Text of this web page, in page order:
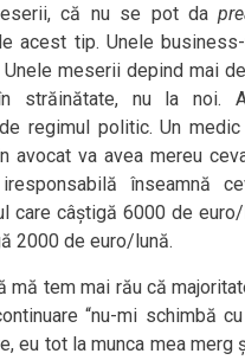
că nu se pot da
acest tip. Unele
meserii depind mai
străinătate, nu la noi.
regimul politic. Un
avocat va avea mereu
înseamnă
care câștigă 6000 de
2000 de euro/lună.
mă tem mai rău că
“nu-mi schimbă
eu tot la munca mea merg